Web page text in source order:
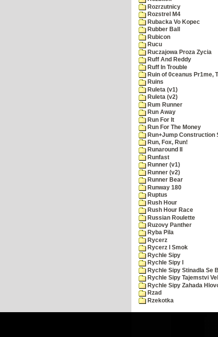
Rozrzutnicy
Rozstrel M4
Rubacka Vo Kopec
Rubber Ball
Rubicon
Rucu
Ruczajowa Proza Zycia
Ruff And Reddy
Ruff In Trouble
Ruin of 0ceanus Pr1me,
Ruins
Ruleta (v1)
Ruleta (v2)
Rum Runner
Run Away
Run For It
Run For The Money
Run+Jump Construction
Run, Fox, Run!
Runaround II
Runfast
Runner (v1)
Runner (v2)
Runner Bear
Runway 180
Ruptus
Rush Hour
Rush Hour Race
Russian Roulette
Ruzovy Panther
Ryba Pila
Rycerz
Rycerz I Smok
Rychle Sipy
Rychle Sipy I
Rychle Sipy Stinadla Se
Rychle Sipy Tajemstvi
Rychle Sipy Zahada
Rzad
Rzekotka